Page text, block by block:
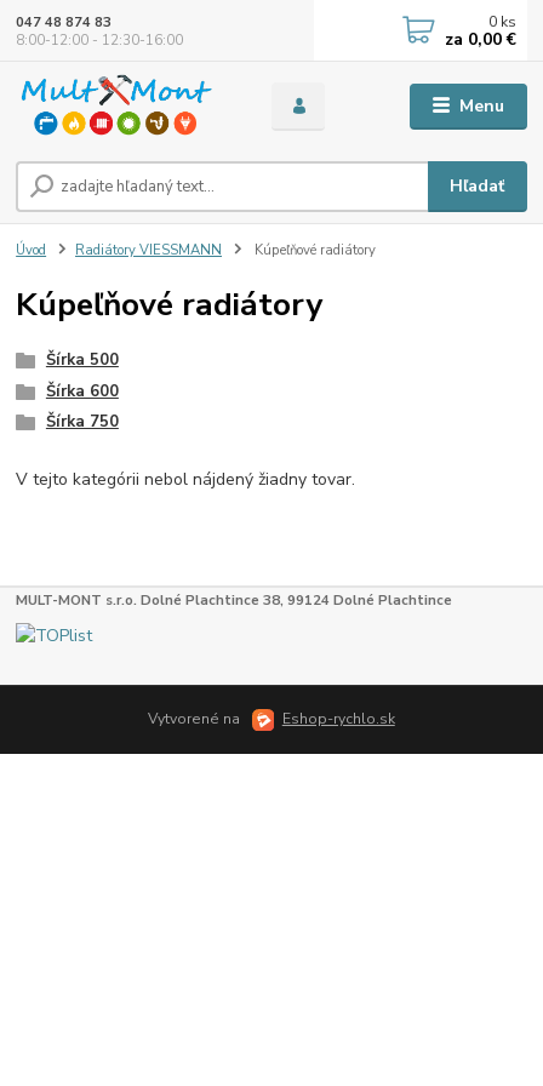
Menu
Hľadať
047 48 874 83
8:00-12:00 - 12:30-16:00
0 ks
za 0,00 €
Úvod Radiátory VIESSMANN Kúpeľňové radiátory
Kúpeľňové radiátory
Šírka 500
Šírka 600
Šírka 750
V tejto kategórii nebol nájdený žiadny tovar.
MULT-MONT s.r.o. Dolné Plachtince 38, 99124 Dolné Plachtince
Vytvorené na Eshop-rychlo.sk